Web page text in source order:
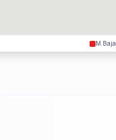
M.Baja